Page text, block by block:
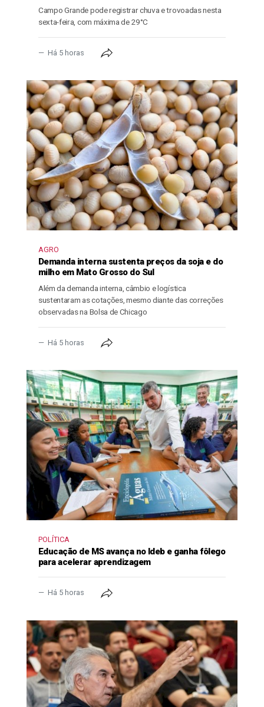
Campo Grande pode registrar chuva e trovoadas nesta
sexta-feira, com máxima de 29°C
Há 5 horas
AGRO
Demanda interna sustenta preços da soja e do
milho em Mato Grosso do Sul
Além da demanda interna, câmbio e logística
sustentaram as cotações, mesmo diante das correções
observadas na Bolsa de Chicago
Há 5 horas
POLÍTICA
Educação de MS avança no Ideb e ganha fôlego
para acelerar aprendizagem
Há 5 horas